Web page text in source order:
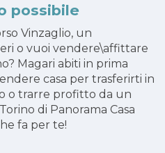
possibile
Vinzaglio, un
o vuoi vendere\affittare
Magari abiti in prima
casa per trasferirti in
o trarre profitto da un
di Panorama Casa
fa per te!